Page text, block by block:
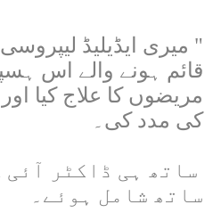
" میری ایڈیلیڈ
قائم ہونے والے اس
مریضوں کا علاج کیا
کی مدد کی۔
ساتھ ہی ڈاکٹر آئی
ساتھ شامل ہوئے۔